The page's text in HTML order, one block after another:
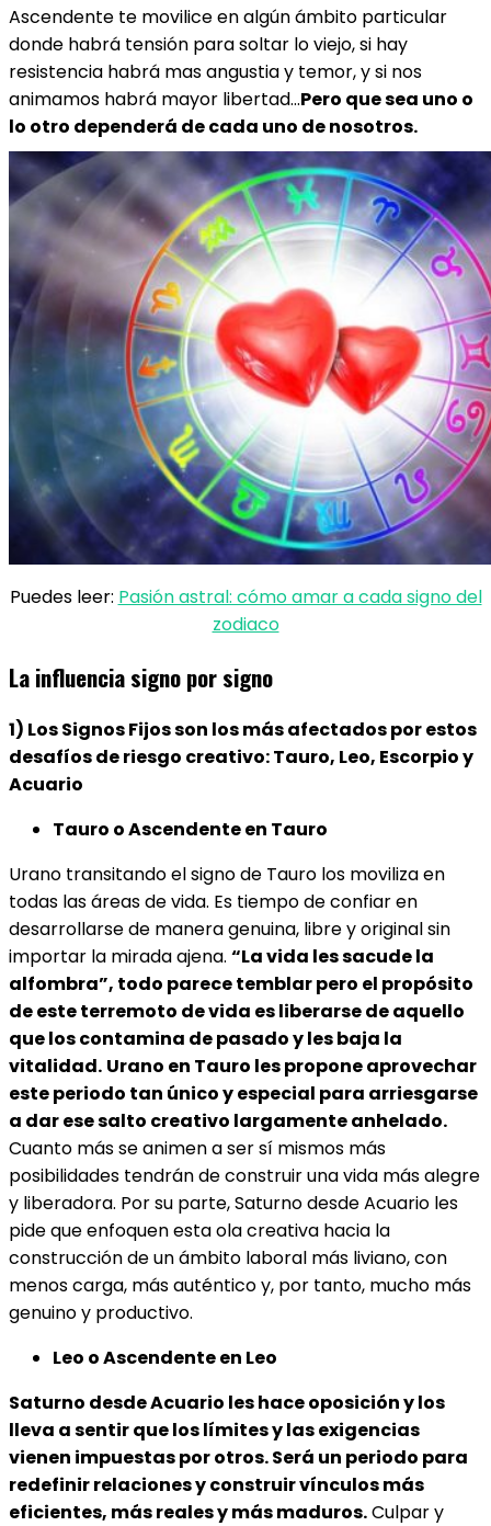
Ascendente te movilice en algún ámbito particular
donde habrá tensión para soltar lo viejo, si hay
resistencia habrá mas angustia y temor, y si nos
animamos habrá mayor libertad…Pero que sea uno o
lo otro dependerá de cada uno de nosotros.
Puedes leer: Pasión astral: cómo amar a cada signo del
zodiaco
La influencia signo por signo
1) Los Signos Fijos son los más afectados por estos
desafíos de riesgo creativo: Tauro, Leo, Escorpio y
Acuario
Tauro o Ascendente en Tauro
Urano transitando el signo de Tauro los moviliza en
todas las áreas de vida. Es tiempo de confiar en
desarrollarse de manera genuina, libre y original sin
importar la mirada ajena. “La vida les sacude la
alfombra”, todo parece temblar pero el propósito
de este terremoto de vida es liberarse de aquello
que los contamina de pasado y les baja la
vitalidad. Urano en Tauro les propone aprovechar
este periodo tan único y especial para arriesgarse
a dar ese salto creativo largamente anhelado.
Cuanto más se animen a ser sí mismos más
posibilidades tendrán de construir una vida más alegre
y liberadora. Por su parte, Saturno desde Acuario les
pide que enfoquen esta ola creativa hacia la
construcción de un ámbito laboral más liviano, con
menos carga, más auténtico y, por tanto, mucho más
genuino y productivo.
Leo o Ascendente en Leo
Saturno desde Acuario les hace oposición y los
lleva a sentir que los límites y las exigencias
vienen impuestas por otros. Será un periodo para
redefinir relaciones y construir vínculos más
eficientes, más reales y más maduros.Culpar y